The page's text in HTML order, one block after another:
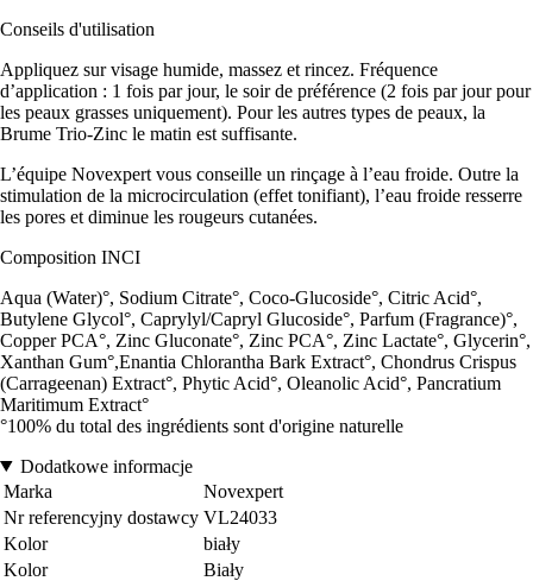
Conseils d'utilisation
Appliquez sur visage humide, massez et rincez. Fréquence
d’application : 1 fois par jour, le soir de préférence (2 fois par jour pour
les peaux grasses uniquement). Pour les autres types de peaux, la
Brume Trio-Zinc le matin est suffisante.
L’équipe Novexpert vous conseille un rinçage à l’eau froide. Outre la
stimulation de la microcirculation (effet tonifiant), l’eau froide resserre
les pores et diminue les rougeurs cutanées.
Composition INCI
Aqua (Water)°, Sodium Citrate°, Coco-Glucoside°, Citric Acid°,
Butylene Glycol°, Caprylyl/Capryl Glucoside°, Parfum (Fragrance)°,
Copper PCA°, Zinc Gluconate°, Zinc PCA°, Zinc Lactate°, Glycerin°,
Xanthan Gum°,Enantia Chlorantha Bark Extract°, Chondrus Crispus
(Carrageenan) Extract°, Phytic Acid°, Oleanolic Acid°, Pancratium
Maritimum Extract°
°100% du total des ingrédients sont d'origine naturelle
Dodatkowe informacje
Marka
Novexpert
Nr referencyjny dostawcy VL24033
Kolor
biały
Kolor
Biały